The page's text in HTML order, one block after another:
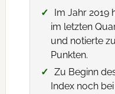
Im Jahr 2019
im letzten
und notierte
Punkten.
Zu Beginn
Index noch